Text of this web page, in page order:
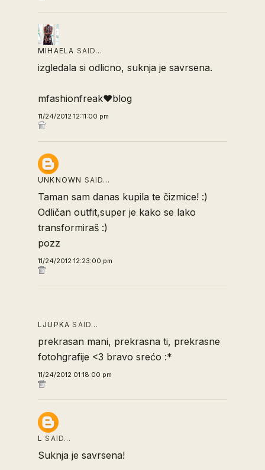
MIHAELA SAID…
izgledala si odlicno, suknja je savrsena.
mfashionfreak♥blog
11/24/2012 12:11:00 pm
UNKNOWN SAID…
Taman sam danas kupila te čizmice! :)
Odličan outfit,super je kako se lako
transformiraš :)
pozz
11/24/2012 12:23:00 pm
LJUPKA SAID…
prekrasan mani, prekrasna ti, prekrasne
fotohgrafije <3 bravo srećo :*
11/24/2012 01:18:00 pm
L SAID…
Suknja je savrsena!